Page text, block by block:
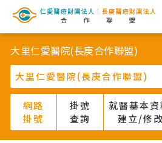
網
路
掛
號
系
大里仁愛醫院(長庚合作聯盟)
網路
掛號
掛號
查詢
就醫基本資
建立/修改